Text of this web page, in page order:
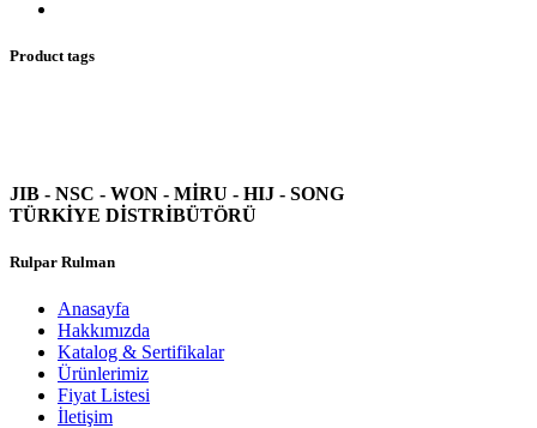
Product tags
JIB - NSC - WON - MİRU - HIJ - SONG
TÜRKİYE DİSTRİBÜTÖRÜ
Rulpar Rulman
Anasayfa
Hakkımızda
Katalog & Sertifikalar
Ürünlerimiz
Fiyat Listesi
İletişim